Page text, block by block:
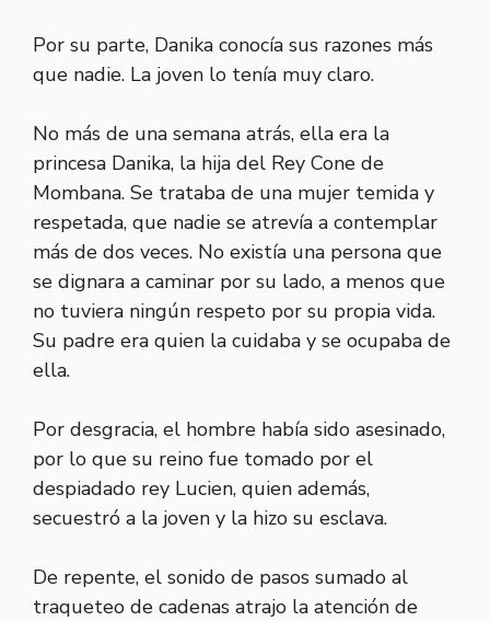
Por su parte, Danika conocía sus razones más
que nadie. La joven lo tenía muy claro.
No más de una semana atrás, ella era la
princesa Danika, la hija del Rey Cone de
Mombana. Se trataba de una mujer temida y
respetada, que nadie se atrevía a contemplar
más de dos veces. No existía una persona que
se dignara a caminar por su lado, a menos que
no tuviera ningún respeto por su propia vida.
Su padre era quien la cuidaba y se ocupaba de
ella.
Por desgracia, el hombre había sido asesinado,
por lo que su reino fue tomado por el
despiadado rey Lucien, quien además,
secuestró a la joven y la hizo su esclava.
De repente, el sonido de pasos sumado al
traqueteo de cadenas atrajo la atención de